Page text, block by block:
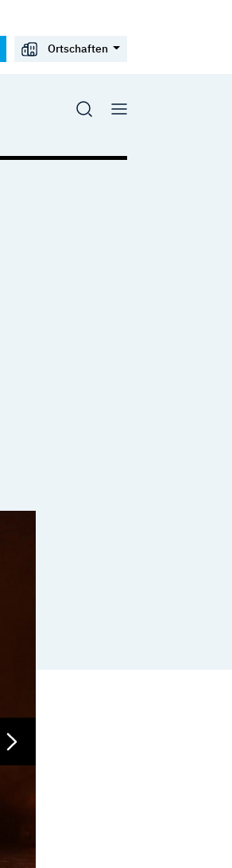
Ortschaften
Weiter